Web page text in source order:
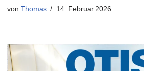
von Thomas 14. Februar 2026